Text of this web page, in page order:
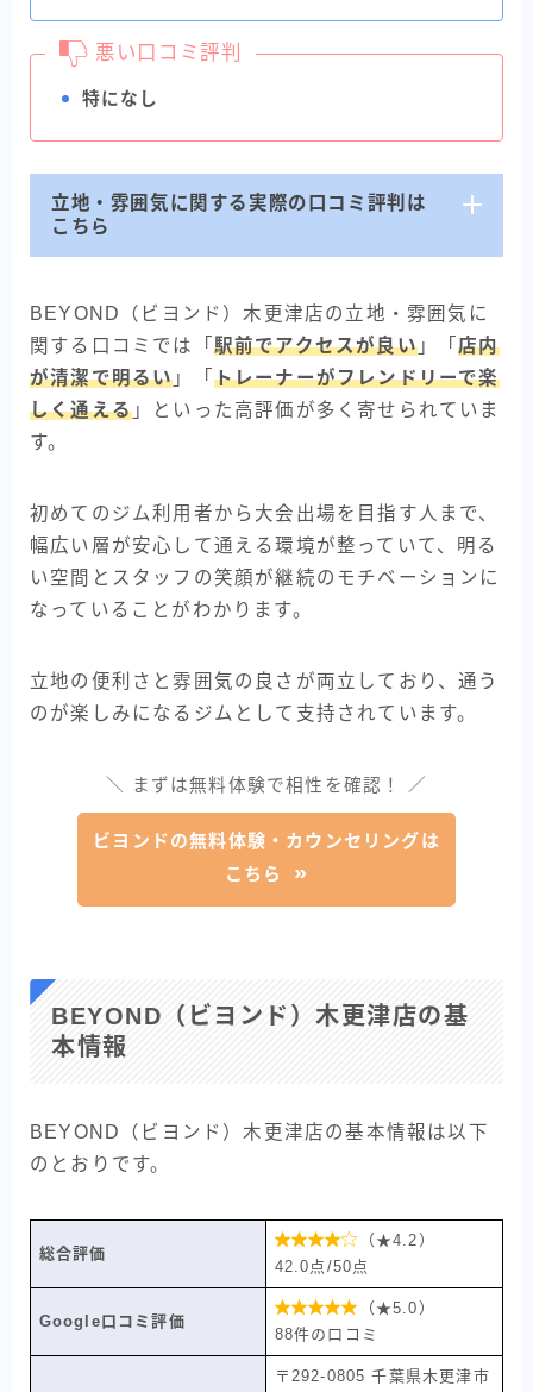
悪い口コミ評判
特になし
立地・雰囲気に関する実際の口コミ評判は
こちら
BEYOND（ビヨンド）木更津店の立地・雰囲気に
関する口コミでは「 駅前でアクセスが良い」「店内
が清潔で明るい 」「 トレーナーがフレンドリーで楽
しく通える 」といった高評価が多く寄せられていま
す。
初めてのジム利用者から大会出場を目指す人まで、
幅広い層が安心して通える環境が整っていて、明る
い空間とスタッフの笑顔が継続のモチベーションに
なっていることがわかります。
立地の便利さと雰囲気の良さが両立しており、通う
のが楽しみになるジムとして支持されています。
＼ まずは無料体験で相性を確認！ ／
ビヨンドの無料体験・カウンセリングは
こちら
BEYOND（ビヨンド）木更津店の基
本情報
BEYOND（ビヨンド）木更津店の基本情報は以下
のとおりです。
総合評価

（★4.2）
42.0点/50点
Google口コミ評価

（★5.0）
88件の口コミ
〒292-0805 千葉県木更津市